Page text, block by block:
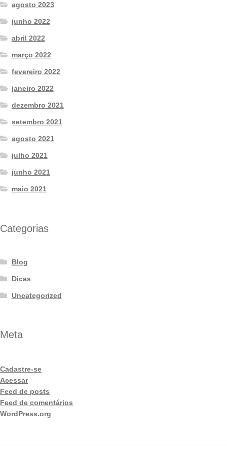
agosto 2023
junho 2022
abril 2022
março 2022
fevereiro 2022
janeiro 2022
dezembro 2021
setembro 2021
agosto 2021
julho 2021
junho 2021
maio 2021
Categorias
Blog
Dicas
Uncategorized
Meta
Cadastre-se
Acessar
Feed de posts
Feed de comentários
WordPress.org